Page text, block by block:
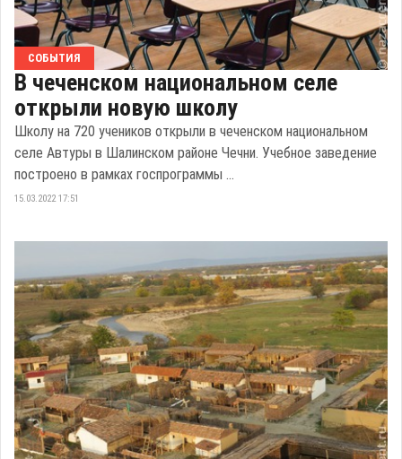
СОБЫТИЯ
В чеченском национальном селе
открыли новую школу
Школу на 720 учеников открыли в чеченском национальном
селе Автуры в Шалинском районе Чечни. Учебное заведение
построено в рамках госпрограммы ...
15.03.2022 17:51